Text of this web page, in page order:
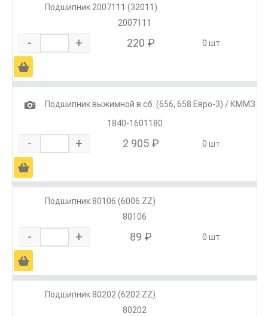
Подшипник 2007111 (32011)
2007111
- + 220 ₽ 0 шт.
Ä
1
Подшипник выжимной в сб. (656, 658 Евро-3) / КММЗ
1840-1601180
- + 2 905 ₽ 0 шт.
Ä
Подшипник 80106 (6006.ZZ)
80106
- + 89 ₽ 0 шт.
Ä
Подшипник 80202 (6202.ZZ)
80202